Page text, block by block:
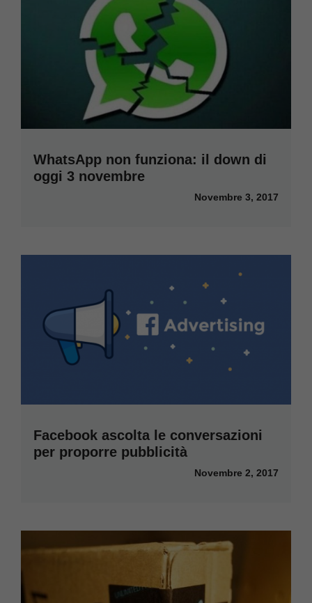
WhatsApp non funziona: il down di
oggi 3 novembre
Novembre 3, 2017
Facebook ascolta le conversazioni
per proporre pubblicità
Novembre 2, 2017